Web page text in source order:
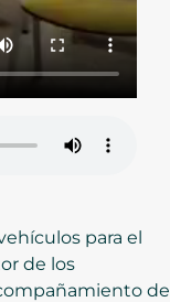
para el
de los
de